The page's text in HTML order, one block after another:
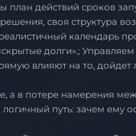
действий сроков
своя структура
календарь
долги».;
влияют на то,
а в потере намерения
путь: зачем ему